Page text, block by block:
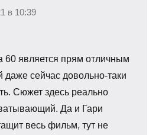
в 10:39
60 является прям отличным
сейчас довольно-таки
Сюжет здесь реально
Да и Гари
весь фильм, тут не